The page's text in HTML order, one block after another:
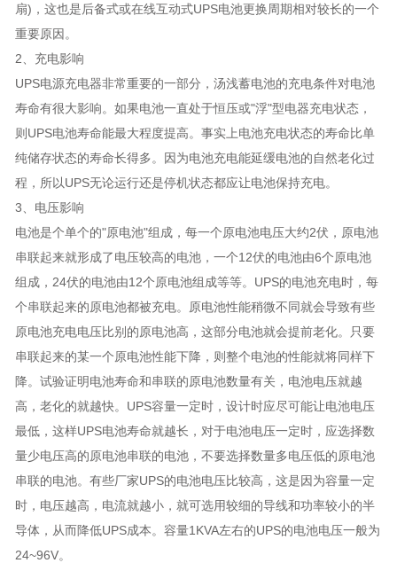
扇)，这也是后备式或在线互动式UPS电池更换周期相对较长的一个
重要原因。
2、充电影响
UPS电源充电器非常重要的一部分，汤浅蓄电池的充电条件对电池
寿命有很大影响。如果电池一直处于恒压或"浮"型电器充电状态，
则UPS电池寿命能最大程度提高。事实上电池充电状态的寿命比单
纯储存状态的寿命长得多。因为电池充电能延缓电池的自然老化过
程，所以UPS无论运行还是停机状态都应让电池保持充电。
3、电压影响
电池是个单个的"原电池"组成，每一个原电池电压大约2伏，原电池
串联起来就形成了电压较高的电池，一个12伏的电池由6个原电池
组成，24伏的电池由12个原电池组成等等。UPS的电池充电时，每
个串联起来的原电池都被充电。原电池性能稍微不同就会导致有些
原电池充电电压比别的原电池高，这部分电池就会提前老化。只要
串联起来的某一个原电池性能下降，则整个电池的性能就将同样下
降。试验证明电池寿命和串联的原电池数量有关，电池电压就越
高，老化的就越快。UPS容量一定时，设计时应尽可能让电池电压
最低，这样UPS电池寿命就越长，对于电池电压一定时，应选择数
量少电压高的原电池串联的电池，不要选择数量多电压低的原电池
串联的电池。有些厂家UPS的电池电压比较高，这是因为容量一定
时，电压越高，电流就越小，就可选用较细的导线和功率较小的半
导体，从而降低UPS成本。容量1KVA左右的UPS的电池电压一般为
24~96V。